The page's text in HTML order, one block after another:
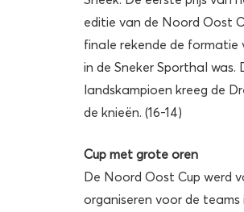
editie van de Noord Oost
finale rekende de formatie
in de Sneker Sporthal
landskampioen kreeg de
de knieën. (16-14)
Cup met grote oren
De Noord Oost Cup werd
organiseren voor de